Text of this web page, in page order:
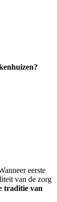
eerste
van de zorg
traditie van